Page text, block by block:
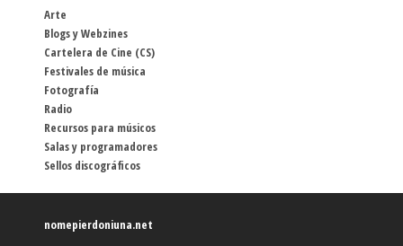
Arte
Blogs y Webzines
Cartelera de Cine (CS)
Festivales de música
Fotografía
Radio
Recursos para músicos
Salas y programadores
Sellos discográficos
nomepierdoniuna.net